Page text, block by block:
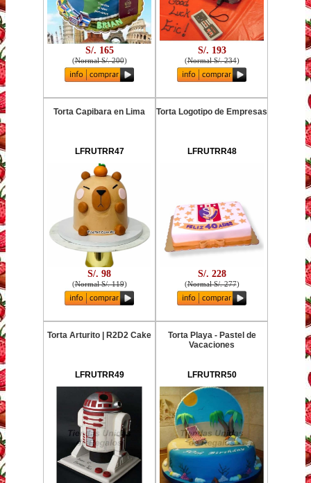
S/. 165
(Normal S/. 200)
S/. 193
(Normal S/. 234)
Torta Capibara en Lima
LFRUTRR47
S/. 98
(Normal S/. 119)
Torta Logotipo de Empresas
LFRUTRR48
S/. 228
(Normal S/. 277)
Torta Arturito | R2D2 Cake
LFRUTRR49
Torta Playa - Pastel de
Vacaciones
LFRUTRR50